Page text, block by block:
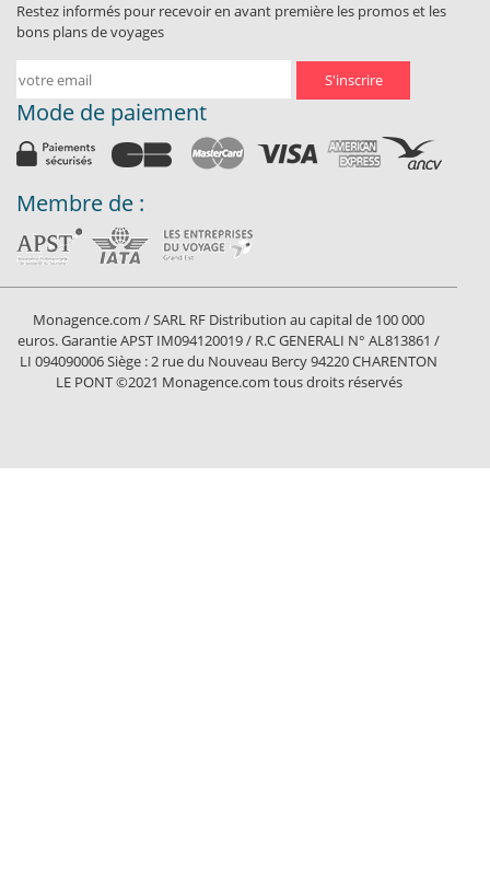
Restez informés pour recevoir en avant première les promos et les
bons plans de voyages
S'inscrire
Mode de paiement
Membre de :
Monagence.com / SARL RF Distribution au capital de 100 000
euros. Garantie APST IM094120019 / R.C GENERALI N° AL813861 /
LI 094090006 Siège : 2 rue du Nouveau Bercy 94220 CHARENTON
LE PONT ©2021 Monagence.com tous droits réservés